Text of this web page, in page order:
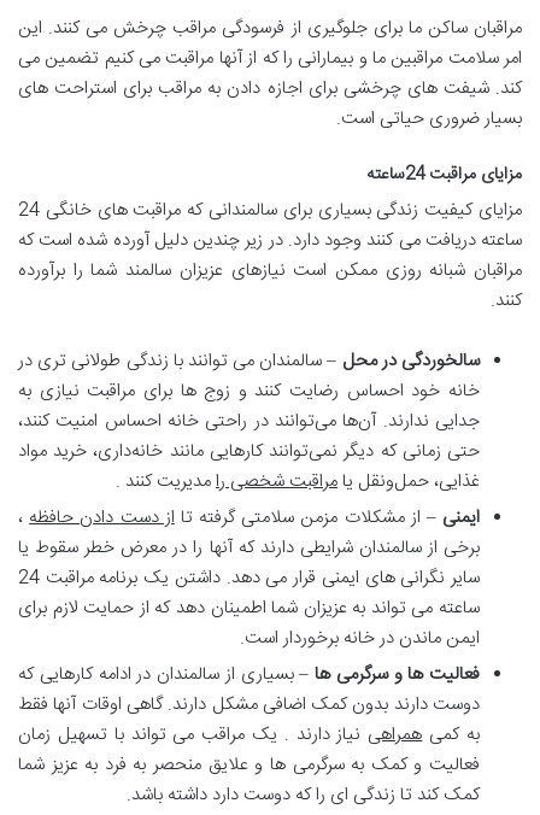
مراقبان ساکن ما برای جلوگیری از فرسودگی مراقب چرخش می کنند. این
امر سلامت مراقبین ما و بیمارانی را که از آنها مراقبت می کنیم تضمین می
کند. شیفت های چرخشی برای اجازه دادن به مراقب برای استراحت های
بسیار ضروری حیاتی است.
مزایای مراقبت 24ساعته
مزایای کیفیت زندگی بسیاری برای سالمندانی که مراقبت های خانگی 24
ساعته دریافت می کنند وجود دارد. در زیر چندین دلیل آورده شده است که
مراقبان شبانه روزی ممکن است نیازهای عزیزان سالمند شما را برآورده
کنند.
سالخوردگی در محل – سالمندان می توانند با زندگی طولانی تری در
خانه خود احساس رضایت کنند و زوج ها برای مراقبت نیازی به
جدایی ندارند. آن‌ها می‌توانند در راحتی خانه احساس امنیت کنند،
حتی زمانی که دیگر نمی‌توانند کارهایی مانند خانه‌داری، خرید مواد
غذایی، حمل‌ونقل یامراقبت شخصی رامدیریت کنند .
ایمنی– از مشکلات مزمن سلامتی گرفته تااز دست دادن حافظه،
برخی از سالمندان شرایطی دارند که آنها را در معرض خطر سقوط یا
سایر نگرانی های ایمنی قرار می دهد. داشتن یک برنامه مراقبت 24
ساعته می تواند به عزیزان شما اطمینان دهد که از حمایت لازم برای
ایمن ماندن در خانه برخوردار است.
فعالیت ها و سرگرمی ها – بسیاری از سالمندان در ادامه کارهایی که
دوست دارند بدون کمک اضافی مشکل دارند. گاهی اوقات آنها فقط
به کمیهمراهی نیاز دارند . یک مراقب می تواند با تسهیل زمان
فعالیت و کمک به سرگرمی ها و علایق منحصر به فرد به عزیز شما
کمک کند تا زندگی ای را که دوست دارد داشته باشد.